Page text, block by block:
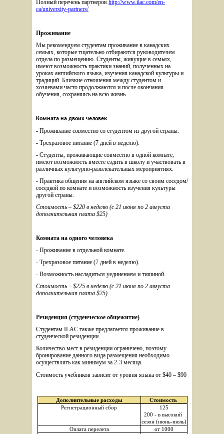
Полный перечень партнеров http://www.ilac.com/en-
ca/university-partners/
Проживание
Мы рекомендуем студентам проживание в канадских
семьях, которые тщательно отбираются руководителем
отдела по размещению. Студенты, живущие в семьях,
имеют возможность практики знаний, полученных на
уроках английского языка, изучения канадской культуры и
традиций. Близкие отношения между студентом и
хозяевами часто продолжаются и после окончания
обучения, сохраняясь на всю жизнь.
Комната на двоих человек
- Проживание совместно со студентом из другой страны.
- Трехразовое питание (7 дней в неделю).
- Студенты, проживающие совместно в одной комнате,
имеют возможность вместе ездить в школу и участвовать в
различных культурно-развлекательных мероприятиях.
- Практика общения на английском языке со своим соседом/
соседкой по комнате и возможность изучения культуры
другой страны.
Стоимость – $220 в неделю (с 21 июня по 2 августа
дополнительная плата $25)
Комната на одного человека
- Проживание в отдельной комнате.
- Трехразовое питание (7 дней в неделю).
- Возможность насладиться уединением и тишиной.
Стоимость – $225 в неделю (с 21 июня по 2 августа
дополнительная плата $25)
Резиденция (студенческое общежитие)
Студентам ILAC также предлагается проживание в
студенческой резиденции.
Количество мест в резиденции ограничено, поэтому
бронирование данного вида размещения необходимо
осуществлять как минимум за 2-3 месяца.
Стоимость учебников зависит от уровня языка от $40 – $90
Дополнительные расходы
Стоимость
Регистрационный сбор
125
200 - в высокий
сезон (июнь-июль)
Оплата перелета
от 1000